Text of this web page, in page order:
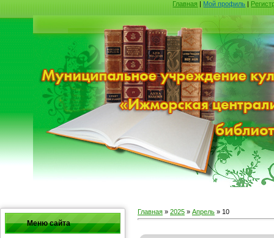
Главная | Мой профиль |
Меню сайта
Главная » 2025 » Апрель » 10